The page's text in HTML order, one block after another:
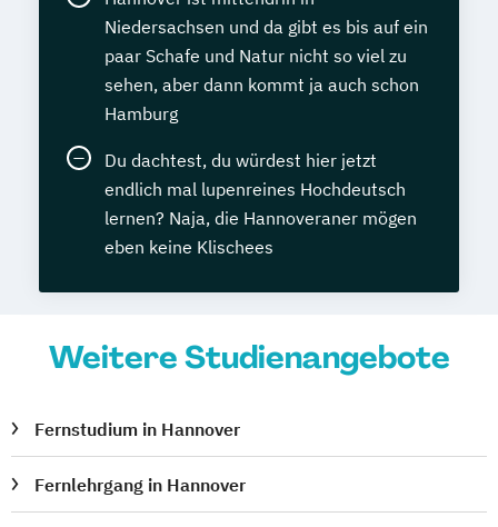
Niedersachsen und da gibt es bis auf ein
paar Schafe und Natur nicht so viel zu
sehen, aber dann kommt ja auch schon
Hamburg
Du dachtest, du würdest hier jetzt
endlich mal lupenreines Hochdeutsch
lernen? Naja, die Hannoveraner mögen
eben keine Klischees
Weitere Studienangebote
Fernstudium in Hannover
Fernlehrgang in Hannover